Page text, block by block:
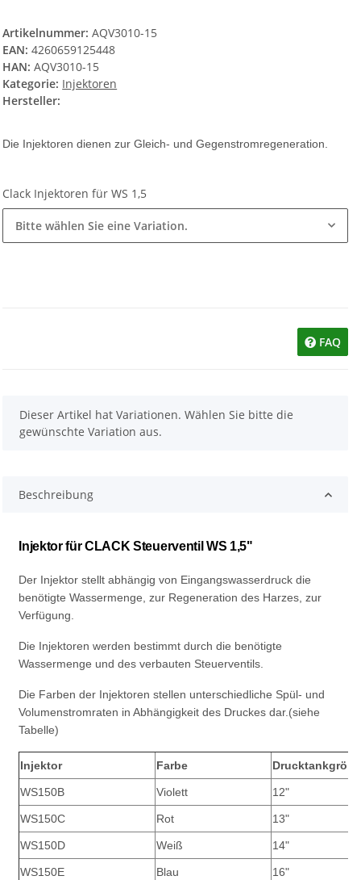
Artikelnummer:AQV3010-15
EAN: 4260659125448
HAN: AQV3010-15
Kategorie: Injektoren
Hersteller:
Die Injektoren dienen zur Gleich- und Gegenstromregeneration.
Clack Injektoren für WS 1,5
Bitte wählen Sie eine Variation.
FAQ
x
Dieser Artikel hat Variationen. Wählen Sie bitte die
gewünschte Variation aus.
Beschreibung
Injektor für CLACK Steuerventil WS 1,5"
Der Injektor stellt abhängig von Eingangswasserdruck die
benötigte Wassermenge, zur Regeneration des Harzes, zur
Verfügung.
Die Injektoren werden bestimmt durch die benötigte
Wassermenge und des verbauten Steuerventils.
Die Farben der Injektoren stellen unterschiedliche Spül- und
Volumenstromraten in Abhängigkeit des Druckes dar.(siehe
Tabelle)
Injektor Farbe Drucktankgröße
WS150B Violett 12"
WS150C Rot 13"
WS150D Weiß 14"
WS150E Blau 16"